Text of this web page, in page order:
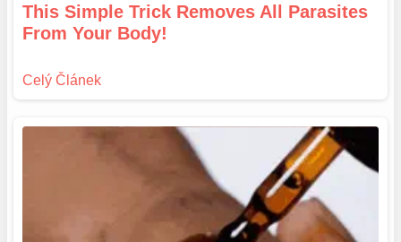
This Simple Trick Removes All Parasites
From Your Body!